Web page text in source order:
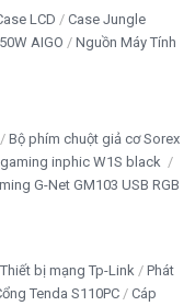
LCD
Case Jungle
AIGO
Nguồn Máy Tính
Bộ phím chuột giả cơ Sorex
inphic W1S black
G-Net GM103 USB RGB
Thiết bị mạng Tp-Link
Phát
Tenda S110PC
Cáp